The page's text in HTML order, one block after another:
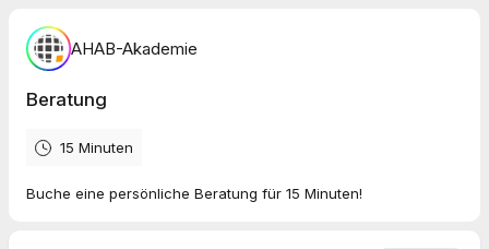
AHAB-Akademie
Beratung
15 Minuten
Buche eine persönliche Beratung für 15 Minuten!